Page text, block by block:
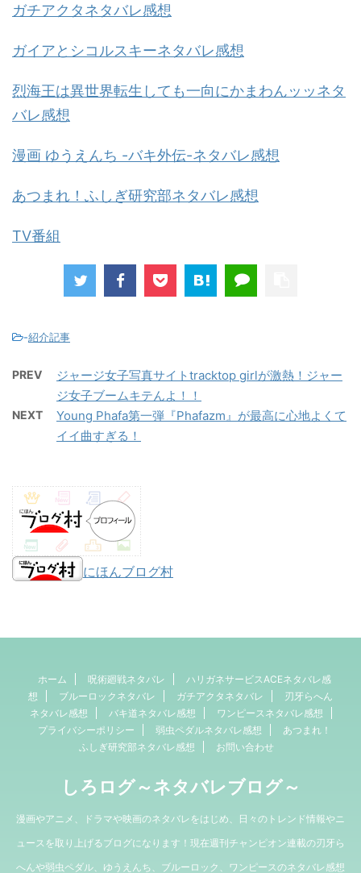
ガチアクタネタバレ感想
ガイアとシコルスキーネタバレ感想
烈海王は異世界転生しても一向にかまわんッッネタ
バレ感想
漫画 ゆうえんち -バキ外伝-ネタバレ感想
あつまれ！ふしぎ研究部ネタバレ感想
TV番組
-紹介記事
PREV
ジャージ女子写真サイトtracktop girlが激熱！ジャー
ジ女子ブームキテんよ！！
NEXT
Young Phafa第一弾『Phafazm』が最高に心地よくて
イイ曲すぎる！
にほんブログ村
ホーム 呪術廻戦ネタバレ
ハリガネサービスACEネタバレ感
想
ブルーロックネタバレ ガチアクタネタバレ
刃牙らへん
ネタバレ感想
バキ道ネタバレ感想
ワンピースネタバレ感想
プライバシーポリシー
弱虫ペダルネタバレ感想
あつまれ！
ふしぎ研究部ネタバレ感想
お問い合わせ
しろログ～ネタバレブログ～
漫画やアニメ、ドラマや映画のネタバレをはじめ、日々のトレンド情報やニ
ュースを取り上げるブログになります！現在週刊チャンピオン連載の刃牙ら
へんや弱虫ペダル、ゆうえんち、ブルーロック、ワンピースのネタバレ感想